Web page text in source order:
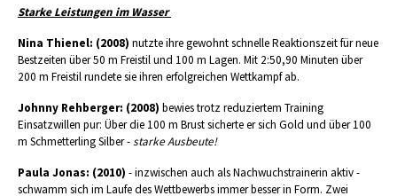
Starke Leistungen im Wasser
Nina Thienel: (2008) nutzte ihre gewohnt schnelle Reaktionszeit für neue
Bestzeiten über 50 m Freistil und 100 m Lagen. Mit 2:50,90 Minuten über
200 m Freistil rundete sie ihren erfolgreichen Wettkampf ab.
Johnny Rehberger: (2008) bewies trotz reduziertem Training
Einsatzwillen pur: Über die 100 m Brust sicherte er sich Gold und über 100
m Schmetterling Silber -starke Ausbeute!
Paula Jonas: (2010) - inzwischen auch als Nachwuchstrainerin aktiv -
schwamm sich im Laufe des Wettbewerbs immer besser in Form. Zwei